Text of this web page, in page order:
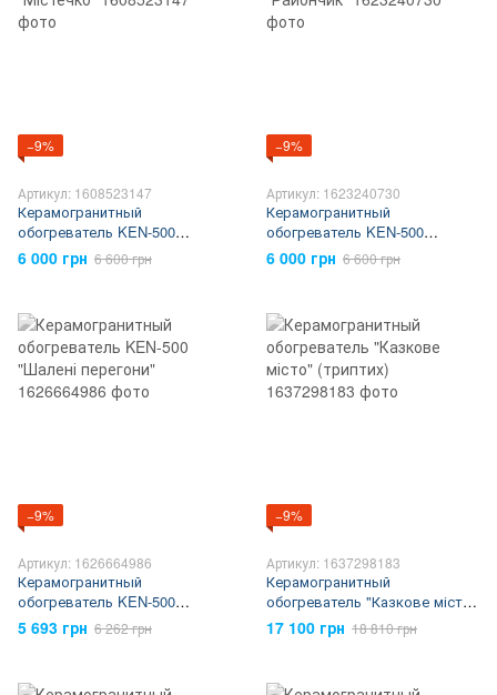
−9%
Артикул: 1608523147
Керамогранитный
обогреватель KEN-500
"Містечко"
6 000 грн 6 600 грн
−9%
Артикул: 1623240730
Керамогранитный
обогреватель KEN-500
"Райончик"
6 000 грн 6 600 грн
−9%
Артикул: 1626664986
Керамогранитный
обогреватель KEN-500
"Шалені перегони"
5 693 грн 6 262 грн
−9%
Артикул: 1637298183
Керамогранитный
обогреватель "Казкове місто"
(триптих)
17 100 грн 18 810 грн